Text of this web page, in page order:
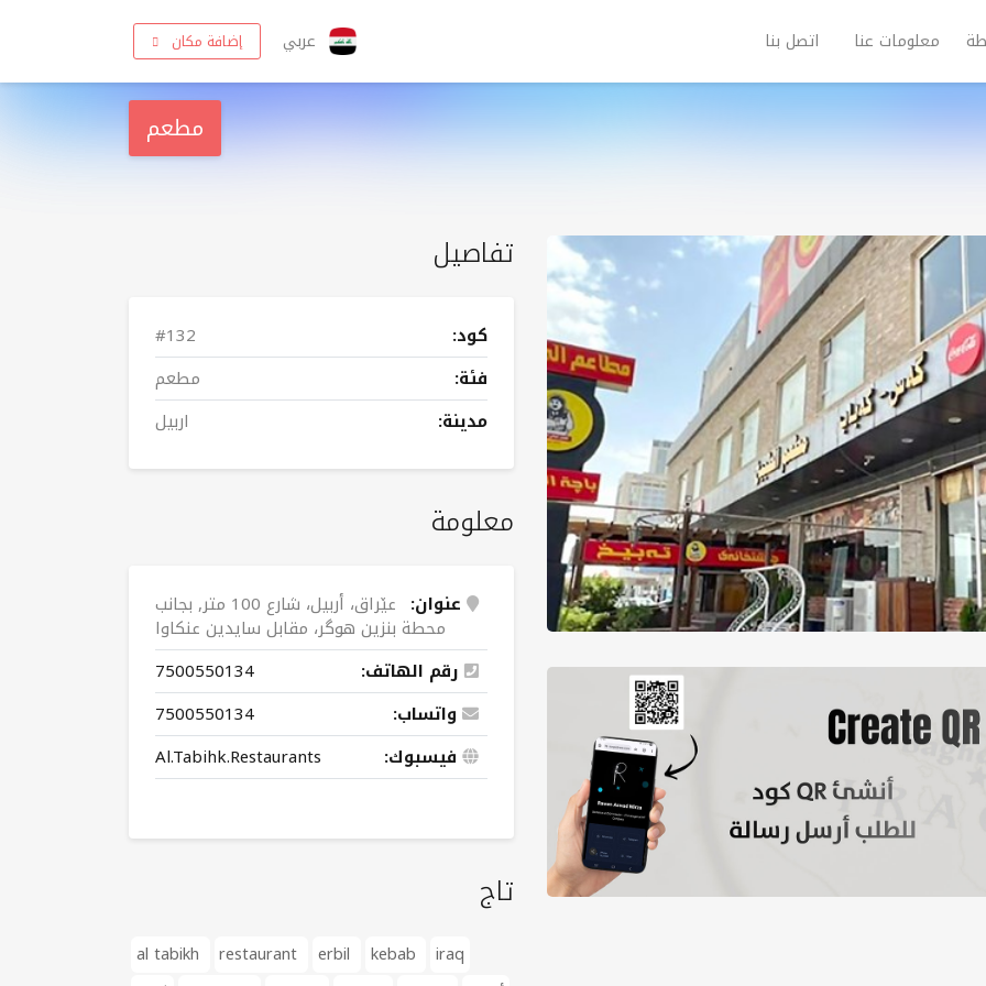
معلومات عنا اتصل بنا عربي إضافة مكان
مطعم
تفاصيل
كود:
#132
فئة:
مطعم
مدينة:
اربيل
معلومة
عنوان: عێراق، أربیل، شارع 100 متر, بجانب
محطة بنزين هوگر، مقابل سایدین عنكاوا
رقم الهاتف:
7500550134
واتساب:
7500550134
فيسبوك:
Al.Tabihk.Restaurants
تاج
al tabikh restaurant erbil kebab
iraq